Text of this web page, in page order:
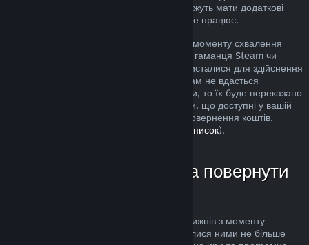
розгляд. Користувачі в деяких країнах можуть мати додаткові
права на повернення за умов, коли гра не працює.
Кошти буде повернуто протягом тижня з моменту схвалення
запиту. Кошти буде переказано назад до гаманця Steam чи
через інший спосіб оплати, яким ви скористалися для здійснення
придбання. Якщо, з будь-яких причин, нам не вдасться
повернути кошти через ваш спосіб оплати, то їх буде переказано
до гаманця Steam. (Деякі способи оплати, що доступні у вашій
країні, можуть не підтримувати функції повернення коштів.
Клацніть тут, щоби переглянути повний список).
У яких випадках можна повернути
Повернути кошти можна протягом двох тижнів з моменту
придбання товарів та якщо ви користувалися ними не більше